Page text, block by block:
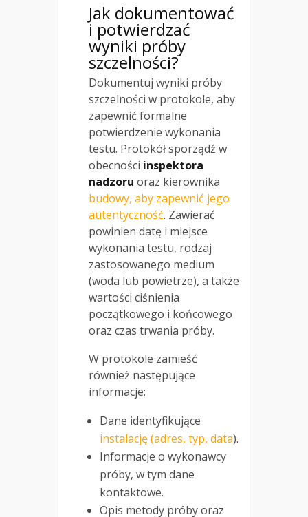
Jak dokumentować
i potwierdzać
wyniki próby
szczelności?
Dokumentuj wyniki próby
szczelności w protokole, aby
zapewnić formalne
potwierdzenie wykonania
testu. Protokół sporządź w
obecności inspektora
nadzoru oraz kierownika
budowy, aby zapewnić jego
autentyczność. Zawierać
powinien datę i miejsce
wykonania testu, rodzaj
zastosowanego medium
(woda lub powietrze), a także
wartości ciśnienia
początkowego i końcowego
oraz czas trwania próby.
W protokole zamieść
również następujące
informacje:
Dane identyfikujące
instalację (adres, typ, data).
Informacje o wykonawcy
próby, w tym dane
kontaktowe.
Opis metody próby oraz